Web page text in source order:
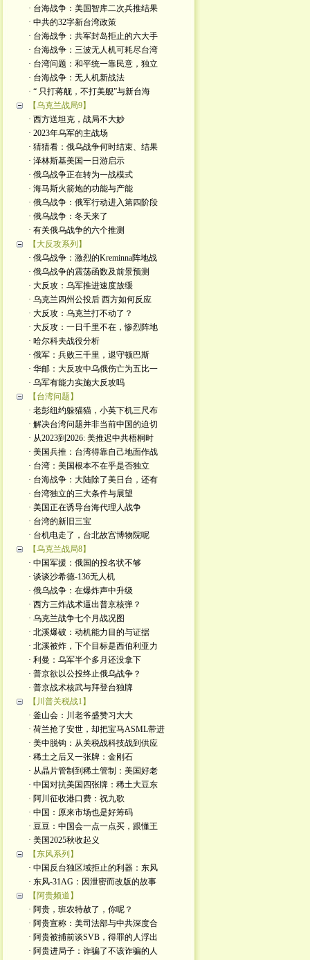
· 台海战争：美国智库二次兵推结果
· 中共的32字新台湾政策
· 台海战争：共军封岛拒止的六大手
· 台海战争：三波无人机可耗尽台湾
· 台湾问题：和平统一靠民意，独立
· 台海战争：无人机新战法
· “ 只打蒋舰，不打美舰”与新台海
【乌克兰战局9】
· 西方送坦克，战局不大妙
· 2023年乌军的主战场
· 猜猜看：俄乌战争何时结束、结果
· 泽林斯基美国一日游启示
· 俄乌战争正在转为一战模式
· 海马斯火箭炮的功能与产能
· 俄乌战争：俄军行动进入第四阶段
· 俄乌战争：冬天来了
· 有关俄乌战争的六个推测
【大反攻系列】
· 俄乌战争：激烈的Kreminna阵地战
· 俄乌战争的震荡函数及前景预测
· 大反攻：乌军推进速度放缓
· 乌克兰四州公投后 西方如何反应
· 大反攻：乌克兰打不动了？
· 大反攻：一日千里不在，惨烈阵地
· 哈尔科夫战役分析
· 俄军：兵败三千里，退守顿巴斯
· 华邮：大反攻中乌俄伤亡为五比一
· 乌军有能力实施大反攻吗
【台湾问题】
· 老彭纽约躲猫猫，小英下机三尺布
· 解决台湾问题并非当前中国的迫切
· 从2023到2026: 美推迟中共梧桐时
· 美国兵推：台湾得靠自己地面作战
· 台湾：美国根本不在乎是否独立
· 台海战争：大陆除了美日台，还有
· 台湾独立的三大条件与展望
· 美国正在诱导台海代理人战争
· 台湾的新旧三宝
· 台机电走了，台北故宫博物院呢
【乌克兰战局8】
· 中国军援：俄国的投名状不够
· 谈谈沙希德-136无人机
· 俄乌战争：在爆炸声中升级
· 西方三炸战术逼出普京核弹？
· 乌克兰战争七个月战况图
· 北溪爆破：动机能力目的与证据
· 北溪被炸，下个目标是西伯利亚力
· 利曼：乌军半个多月还没拿下
· 普京欲以公投终止俄乌战争？
· 普京战术核武与拜登台独牌
【川普关税战1】
· 釜山会：川老爷盛赞习大大
· 荷兰抢了安世，却把宝马ASML带进
· 美中脱钩：从关税战科技战到供应
· 稀土之后又一张牌：金刚石
· 从晶片管制到稀土管制：美国好老
· 中国对抗美国四张牌：稀土大豆东
· 阿川征收港口费：祝九歌
· 中国：原来市场也是好筹码
· 豆豆：中国会一点一点买，跟懂王
· 美国2025秋收起义
【东风系列】
· 中国反台独区域拒止的利器：东风
· 东风-31AG：因泄密而改版的故事
【阿贵频道】
· 阿贵，班农特赦了，你呢？
· 阿贵宣称：美司法部与中共深度合
· 阿贵被捕前谈SVB，得罪的人浮出
· 阿贵进局子：诈骗了不该诈骗的人